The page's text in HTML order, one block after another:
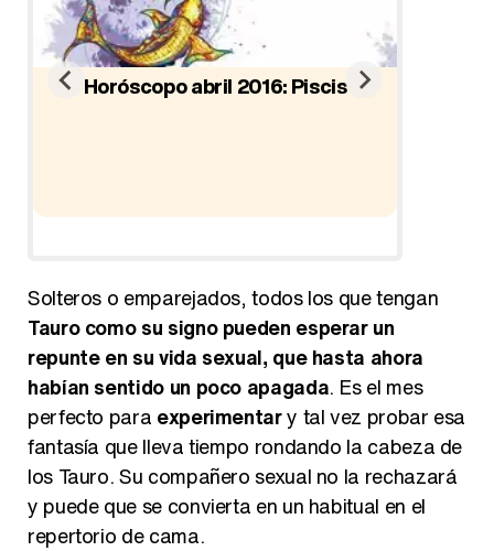
Horóscopo abril 2016: Piscis
Solteros o emparejados, todos los que tengan
Tauro como su signo pueden esperar un
repunte en su vida sexual, que hasta ahora
habían sentido un poco apagada. Es el mes
perfecto para experimentary tal vez probar esa
fantasía que lleva tiempo rondando la cabeza de
los Tauro. Su compañero sexual no la rechazará
y puede que se convierta en un habitual en el
repertorio de cama.